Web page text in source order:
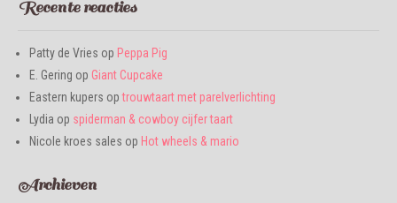
Recente reacties
Patty de Vries op Peppa Pig
E. Gering op Giant Cupcake
Eastern kupers optrouwtaart met parelverlichting
Lydia op spiderman & cowboy cijfer taart
Nicole kroes sales op Hot wheels & mario
Archieven